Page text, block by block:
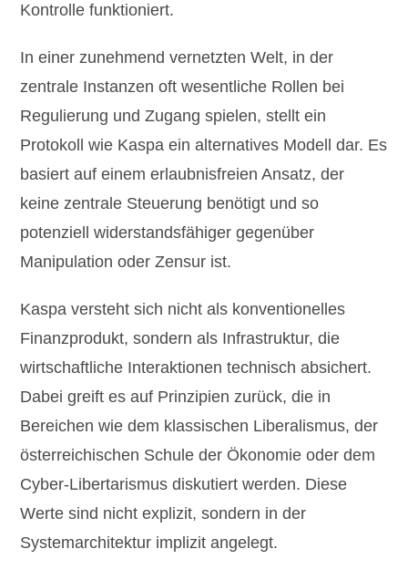
Kontrolle funktioniert.
In einer zunehmend vernetzten Welt, in der
zentrale Instanzen oft wesentliche Rollen bei
Regulierung und Zugang spielen, stellt ein
Protokoll wie Kaspa ein alternatives Modell dar. Es
basiert auf einem erlaubnisfreien Ansatz, der
keine zentrale Steuerung benötigt und so
potenziell widerstandsfähiger gegenüber
Manipulation oder Zensur ist.
Kaspa versteht sich nicht als konventionelles
Finanzprodukt, sondern als Infrastruktur, die
wirtschaftliche Interaktionen technisch absichert.
Dabei greift es auf Prinzipien zurück, die in
Bereichen wie dem klassischen Liberalismus, der
österreichischen Schule der Ökonomie oder dem
Cyber-Libertarismus diskutiert werden. Diese
Werte sind nicht explizit, sondern in der
Systemarchitektur implizit angelegt.